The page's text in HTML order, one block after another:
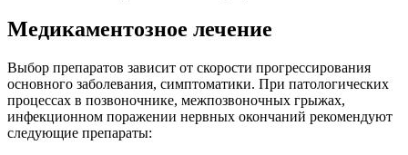
Медикаментозное лечение
Выбор препаратов зависит от скорости прогрессирования
основного заболевания, симптоматики. При патологических
процессах в позвоночнике, межпозвоночных грыжах,
инфекционном поражении нервных окончаний рекомендуют
следующие препараты: